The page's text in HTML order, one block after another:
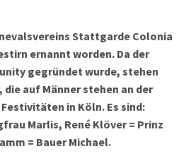
Stattgarde Colonia
ernannt worden. Da der
gegründet wurde, stehen
auf Männer stehen an der
in Köln. Es sind:
Marlis, René Klöver = Prinz
= Bauer Michael.